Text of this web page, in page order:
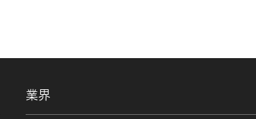
業界